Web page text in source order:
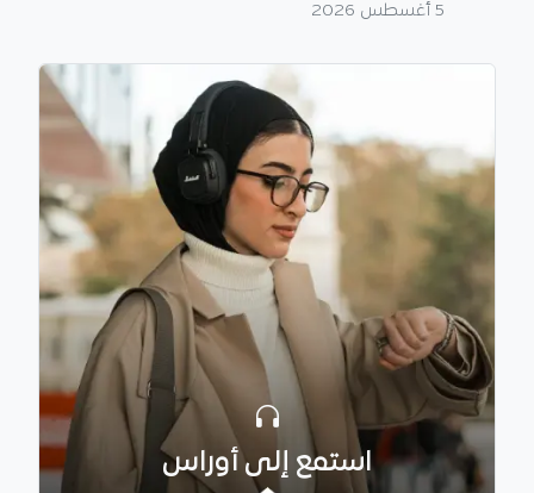
5 أغسطس 2026
استمع إلى أوراس